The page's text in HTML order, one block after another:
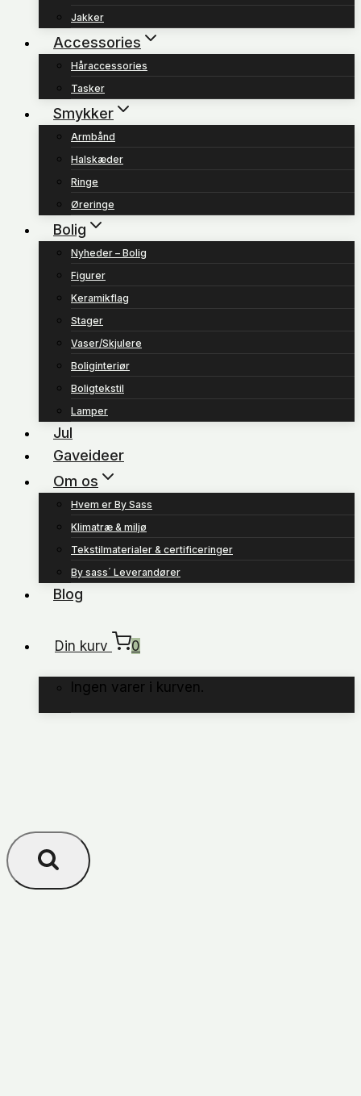
Jakker
Accessories
Håraccessories
Tasker
Smykker
Armbånd
Halskæder
Ringe
Øreringe
Bolig
Nyheder – Bolig
Figurer
Keramikflag
Stager
Vaser/Skjulere
Boliginteriør
Boligtekstil
Lamper
Jul
Gaveideer
Om os
Hvem er By Sass
Klimatræ & miljø
Tekstilmaterialer & certificeringer
By sass´ Leverandører
Blog
Din kurv 0
Ingen varer i kurven.